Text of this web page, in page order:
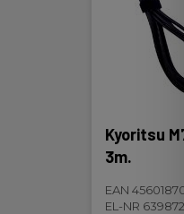
Kyoritsu
3m.
EAN
EL-NR